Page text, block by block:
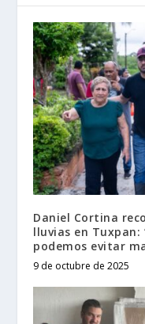
Daniel Cortina
lluvias en
podemos evitar
9 de octubre de 2025